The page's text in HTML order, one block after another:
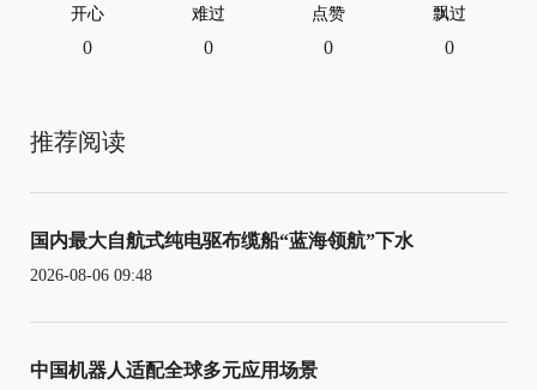
开心
0
难过
0
点赞
0
飘过
0
推荐阅读
国内最大自航式纯电驱布缆船“蓝海领航”下水
2026-08-06 09:48
中国机器人适配全球多元应用场景